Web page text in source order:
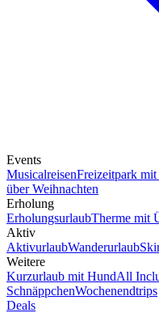
Events
MusicalreisenFreizeitpark
über Weihnachten
Erholung
ErholungsurlaubTherme mit
Aktiv
AktivurlaubWanderurlaub
Weitere
Kurzurlaub mit HundAll
SchnäppchenWochenendtrips
Deals